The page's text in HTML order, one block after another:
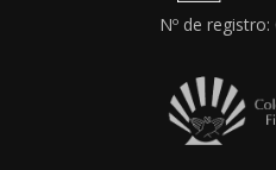
Nº de